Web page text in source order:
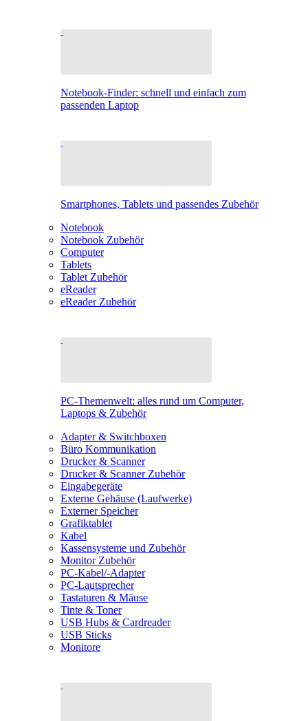
Notebook-Finder: schnell und einfach zum
passenden Laptop
Smartphones, Tablets und passendes Zubehör
Notebook
Notebook Zubehör
Computer
Tablets
Tablet Zubehör
eReader
eReader Zubehör
PC-Themenwelt: alles rund um Computer,
Laptops & Zubehör
Adapter & Switchboxen
Büro Kommunikation
Drucker & Scanner
Drucker & Scanner Zubehör
Eingabegeräte
Externe Gehäuse (Laufwerke)
Externer Speicher
Grafiktablet
Kabel
Kassensysteme und Zubehör
Monitor Zubehör
PC-Kabel/-Adapter
PC-Lautsprecher
Tastaturen & Mäuse
Tinte & Toner
USB Hubs & Cardreader
USB Sticks
Monitore